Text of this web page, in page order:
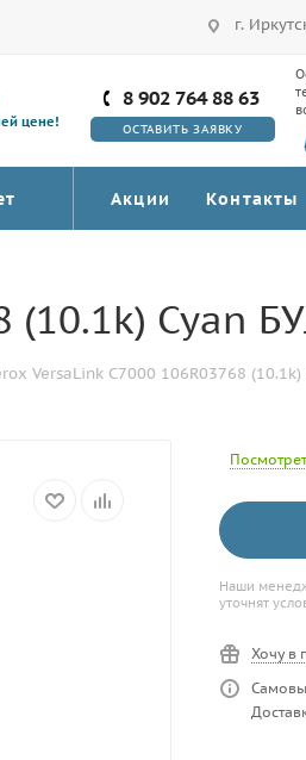
г.
цене!
8 902 764 88 63
ОСТАВИТЬ ЗАЯВКУ
Акции Контакты
(10.1k) Cyan
VersaLink C7000 106R03768 (10.1k)
Наши
уточнят
Хочу в